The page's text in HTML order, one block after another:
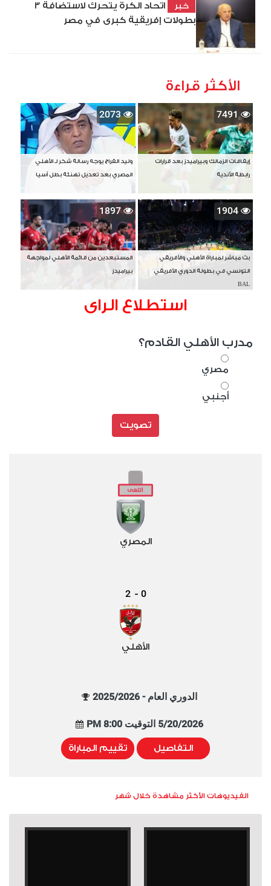
خبر
اتحاد الكرة يتحرك لاستضافة 3
بطولات إفريقية كبرى في مصر
الأكثر قراءة
7491
إيقافات الزمالك وبيراميدز بعد قرارات
رابطة الأندية
2073
وليد الفراج يوجه رسالة شكر لـ الأهلي
المصري بعد تعديل تهنئة بطل آسيا
1904
بث مباشر لمباراة الأهلي والأفريقي
التونسي في بطولة الدوري الأفريقي
BAL
1897
المستبعدين من قائمة الأهلي لمواجهة
بيراميدز
استطلاع الراى
مدرب الأهلي القادم؟
مصري
أجنبي
تصويت
المصري
0
-
2
الأهلي
الدوري العام - 2025/2026
5/20/2026 التوقيت 8:00 PM
التفاصيل تقييم المباراة
الفيديوهات الأكثر مشاهدة خلال شهر